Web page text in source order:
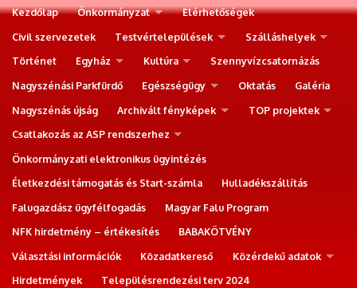
Kezdőlap Önkormányzat
Elérhetőségek
Civil szervezetek
Testvértelepülések
Szálláshelyek
Történet
Egyház Kultúra
Szennyvízcsatornázás
Nagyszénási Parkfürdő
Egészségügy Oktatás
Galéria
Nagyszénás újság
Archivált fényképek
TOP projektek
Csatlakozás az ASP rendszerhez
Önkormányzati elektronikus ügyintézés
Életkezdési támogatás és Start-számla
Hulladékszállítás
Falugazdász ügyfélfogadás
Magyar Falu Program
NFK hirdetmény – értékesítés
BABAKÖTVÉNY
Választási információk
Közadatkereső
Közérdekű adatok
Hirdetmények
Településrendezési terv 2024